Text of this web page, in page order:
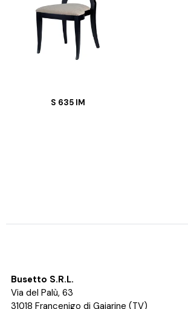
S 635 IM
Busetto S.R.L.
Via del Palù, 63
31018 Francenigo di Gaiarine (TV)